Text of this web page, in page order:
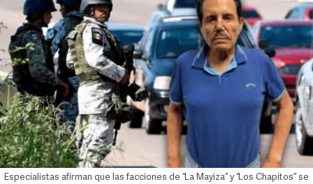
Especialistas afirman que las facciones de “La Mayiza” y “Los Chapitos” se